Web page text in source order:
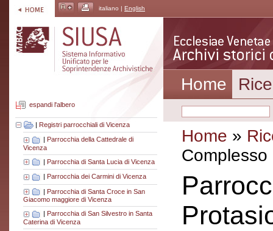
italiano | English
espandi l'albero
| Registri parrocchiali di Vicenza
| Parrocchia della Cattedrale di
Vicenza
| Parrocchia di Santa Lucia di Vicenza
Parrocchia dei Carmini di Vicenza
| Parrocchia di Santa Croce in San
Giacomo maggiore di Vicenza
Parrocchia di San Silvestro in Santa
Caterina di Vicenza
Home
Home »